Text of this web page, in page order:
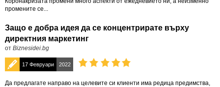
промените се...
Защо е добра идея да се концентрирате върху
директния маркетинг
от Biznesidei.bg
17 Февруари 2022
Да предлагате направо на целевите си клиенти има редица предимства,